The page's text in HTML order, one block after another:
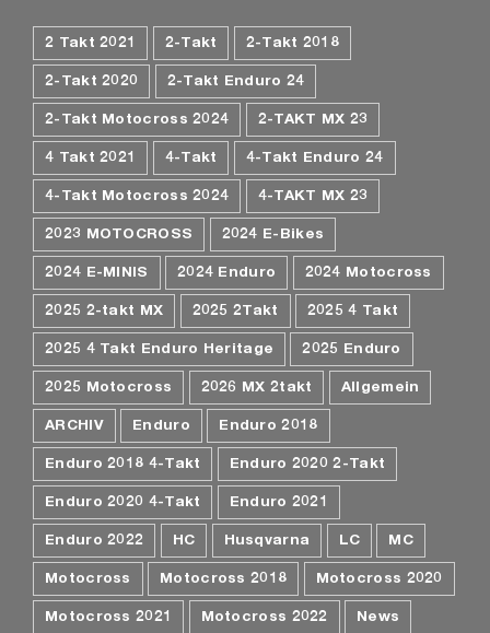
2 Takt 2021 2-Takt 2-Takt 2018
2-Takt 2020 2-Takt Enduro 24
2-Takt Motocross 2024 2-TAKT MX 23
4 Takt 2021 4-Takt 4-Takt Enduro 24
4-Takt Motocross 2024 4-TAKT MX 23
2023 MOTOCROSS 2024 E-Bikes
2024 E-MINIS 2024 Enduro 2024 Motocross
2025 2-takt MX 2025 2Takt 2025 4 Takt
2025 4 Takt Enduro Heritage 2025 Enduro
2025 Motocross 2026 MX 2takt Allgemein
ARCHIV Enduro Enduro 2018
Enduro 2018 4-Takt Enduro 2020 2-Takt
Enduro 2020 4-Takt Enduro 2021
Enduro 2022 HC Husqvarna LC MC
Motocross Motocross 2018 Motocross 2020
Motocross 2021 Motocross 2022 News